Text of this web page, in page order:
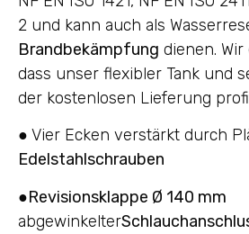
2 und kann auch als
Brandbekämpfung dienen.
dass unser flexibler Tank und
der kostenlosen Lieferung
● Vier Ecken verstärkt durch
Edelstahlschrauben
●Revisionsklappe Ø 140 mm
abgewinkelter